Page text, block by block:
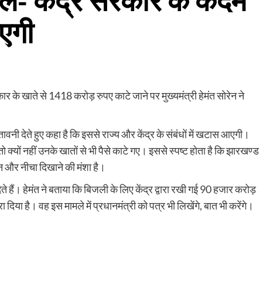
के खाते से 1418 करोड़ रुपए काटे जाने पर मुख्यमंत्री हेमंत सोरेन ने
देते हुए कहा है कि इससे राज्य और केंद्र के संबंधों में खटास आएगी।
क्यों नहीं उनके खातों से भी पैसे काटे गए। इससे स्पष्ट होता है कि झारखण्ड
नीचा दिखाने की मंशा है।
हैं। हेमंत ने बताया कि बिजली के लिए केंद्र द्वारा रखी गई 90 हजार करोड़
है। वह इस मामले में प्रधानमंत्री को पत्र भी लिखेंगे, बात भी करेंगे।